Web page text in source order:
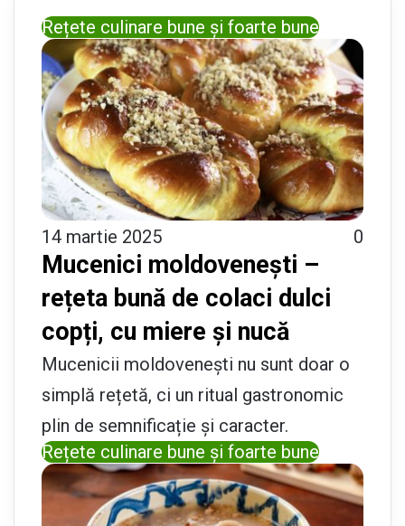
Rețete culinare bune și foarte bune
14 martie 2025 0
Mucenici moldovenești –
rețeta bună de colaci dulci
copți, cu miere și nucă
Mucenicii moldovenești nu sunt doar o
simplă rețetă, ci un ritual gastronomic
plin de semnificație și caracter.
Rețete culinare bune și foarte bune